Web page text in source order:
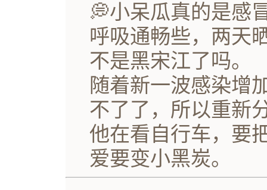
💭小呆瓜真的是感
呼吸通畅些，两天
不是黑宋江了吗。
随着新一波感染增
不了了，所以重新
他在看自行车，要
爱要变小黑炭。